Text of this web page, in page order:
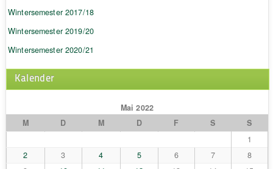
Wintersemester 2017/18
Wintersemester 2019/20
Wintersemester 2020/21
Kalender
Mai 2022
M
D M D F S
S
1
2
3 4 5 6 7
8